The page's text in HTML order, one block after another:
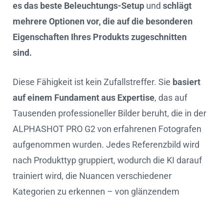
es das beste Beleuchtungs-Setup und schlägt
mehrere Optionen vor, die auf die besonderen
Eigenschaften Ihres Produkts zugeschnitten
sind.
Diese Fähigkeit ist kein Zufallstreffer. Sie basiert
auf einem Fundament aus Expertise, das auf
Tausenden professioneller Bilder beruht, die in der
ALPHASHOT PRO G2 von erfahrenen Fotografen
aufgenommen wurden. Jedes Referenzbild wird
nach Produkttyp gruppiert, wodurch die KI darauf
trainiert wird, die Nuancen verschiedener
Kategorien zu erkennen – von glänzendem